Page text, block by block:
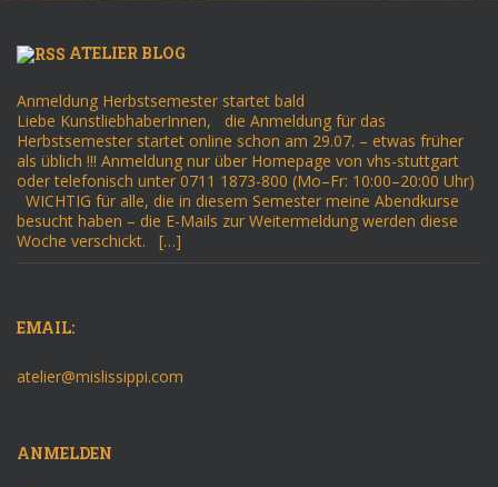
ATELIER BLOG
Anmeldung Herbstsemester startet bald
Liebe KunstliebhaberInnen, die Anmeldung für das
Herbstsemester startet online schon am 29.07. – etwas früher
als üblich !!! Anmeldung nur über Homepage von vhs-stuttgart
oder telefonisch unter 0711 1873-800 (Mo–Fr: 10:00–20:00 Uhr)
WICHTIG für alle, die in diesem Semester meine Abendkurse
besucht haben – die E-Mails zur Weitermeldung werden diese
Woche verschickt. […]
EMAIL:
atelier@mislissippi.com
ANMELDEN